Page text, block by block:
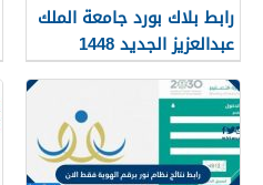
رابط بلاك بورد جامعة الملك
عبدالعزيز الجديد 1448
blackboard kau